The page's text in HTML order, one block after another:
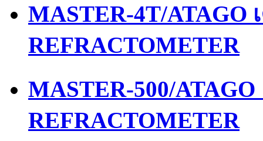
MASTER-4T/ATAGO
REFRACTOMETER
MASTER-500/
REFRACTOMETER